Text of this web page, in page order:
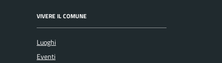
VIVERE IL COMUNE
Luoghi
Eventi